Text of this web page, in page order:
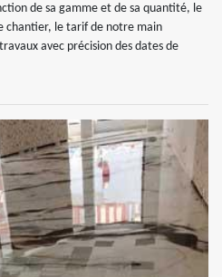
de sa gamme et de sa quantité, le
chantier, le tarif de notre main
avec précision des dates de